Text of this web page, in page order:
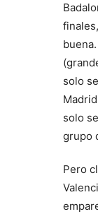
solo
solo
grupo
Pero